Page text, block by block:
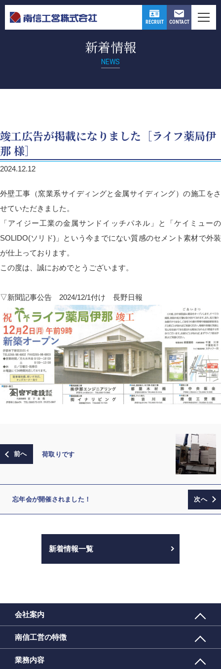
RECRUIT CONTACT
新着情報
NEWS
竣工広告が掲載になりました［ライフ薬局伊
那 様］
2024.12.12
外壁工事（窯業系サイディングと金属サイディング）の施工をさ
せていただきました。
「アイジー工業の金属サンドイッチパネル」と「ケイミューの
SOLIDO(ソリド)」という今までにない質感のセメント素材で外装
が仕上っております。
この度は、誠におめでとうございます。
▽新聞記事公告 2024/12/1付け 長野日報
荷取りです
忘年会が開催されました！
新着情報一覧
会社案内
南信工営の特徴
業務内容